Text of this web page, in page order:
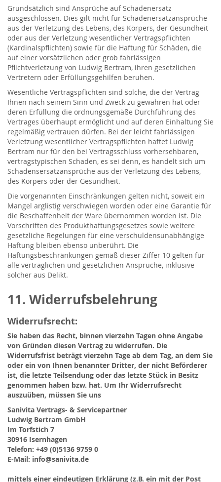
Grundsätzlich sind Ansprüche auf Schadenersatz
ausgeschlossen. Dies gilt nicht für Schadenersatzansprüche
aus der Verletzung des Lebens, des Körpers, der Gesundheit
oder aus der Verletzung wesentlicher Vertragspflichten
(Kardinalspflichten) sowie für die Haftung für Schäden, die
auf einer vorsätzlichen oder grob fahrlässigen
Pflichtverletzung von Ludwig Bertram, ihren gesetzlichen
Vertretern oder Erfüllungsgehilfen beruhen.
Wesentliche Vertragspflichten sind solche, die der Vertrag
Ihnen nach seinem Sinn und Zweck zu gewähren hat oder
deren Erfüllung die ordnungsgemäße Durchführung des
Vertrages überhaupt ermöglicht und auf deren Einhaltung Sie
regelmäßig vertrauen dürfen. Bei der leicht fahrlässigen
Verletzung wesentlicher Vertragspflichten haftet Ludwig
Bertram nur für den bei Vertragsschluss vorhersehbaren,
vertragstypischen Schaden, es sei denn, es handelt sich um
Schadensersatzansprüche aus der Verletzung des Lebens,
des Körpers oder der Gesundheit.
Die vorgenannten Einschränkungen gelten nicht, soweit ein
Mangel arglistig verschwiegen worden oder eine Garantie für
die Beschaffenheit der Ware übernommen worden ist. Die
Vorschriften des Produkthaftungsgesetzes sowie weitere
gesetzliche Regelungen für eine verschuldensunabhängige
Haftung bleiben ebenso unberührt. Die
Haftungsbeschränkungen gemäß dieser Ziffer 10 gelten für
alle vertraglichen und gesetzlichen Ansprüche, inklusive
solcher aus Delikt.
11. Widerrufsbelehrung
Widerrufsrecht:
Sie haben das Recht, binnen vierzehn Tagen ohne Angabe
von Gründen diesen Vertrag zu widerrufen. Die
Widerrufsfrist beträgt vierzehn Tage ab dem Tag, an dem Sie
oder ein von Ihnen benannter Dritter, der nicht Beförderer
ist, die letzte Teilsendung oder das letzte Stück in Besitz
genommen haben bzw. hat. Um Ihr Widerrufsrecht
auszuüben, müssen Sie uns
Sanivita Vertrags- & Servicepartner
Ludwig Bertram GmbH
Im Torfstich 7
30916 Isernhagen
Telefon: +49 (0)5136 9759 0
E-Mail: info@sanivita.de
mittels einer eindeutigen Erklärung (z.B. ein mit der Post